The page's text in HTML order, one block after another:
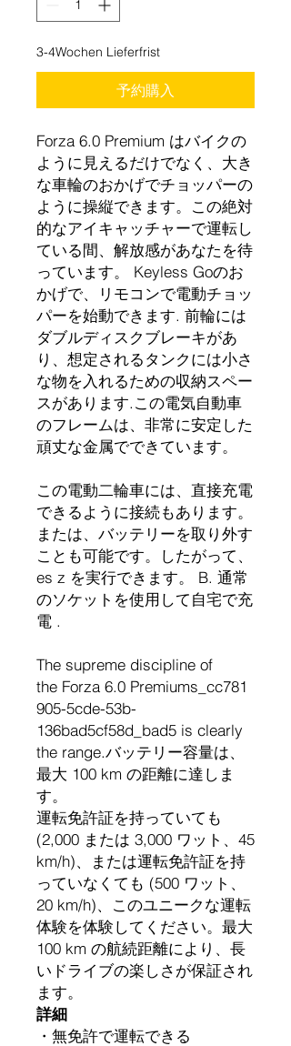
3-4Wochen Lieferfrist
予約購入
Forza 6.0 Premium はバイクの
ように見えるだけでなく、大き
な車輪のおかげでチョッパーの
ように操縦できます。この絶対
的なアイキャッチャーで運転し
ている間、解放感があなたを待
っています。 Keyless Goのお
かげで、リモコンで電動チョッ
パーを始動できます. 前輪には
ダブルディスクブレーキがあ
り、想定されるタンクには小さ
な物を入れるための収納スペー
スがあります.この電気自動車
のフレームは、非常に安定した
頑丈な金属でできています。
この電動二輪車には、直接充電
できるように接続もあります。
または、バッテリーを取り外す
ことも可能です。したがって、
es z を実行できます。 B. 通常
のソケットを使用して自宅で充
電 .
The supreme discipline of
the Forza 6.0 Premiums_cc781
905-5cde-53b-
136bad5cf58d_bad5 is clearly
the range.バッテリー容量は、
最大 100 km の距離に達しま
す。
運転免許証を持っていても
(2,000 または 3,000 ワット、45
km/h)、または運転免許証を持
っていなくても (500 ワット、
20 km/h)、このユニークな運転
体験を体験してください。最大
100 km の航続距離により、長
いドライブの楽しさが保証され
ます。
詳細
・無免許で運転できる